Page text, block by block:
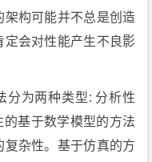
架构可能并不总是创造
定会对性能产生不良影
分为两种类型: 分析性
基于数学模型的方法
杂性。基于仿真的方